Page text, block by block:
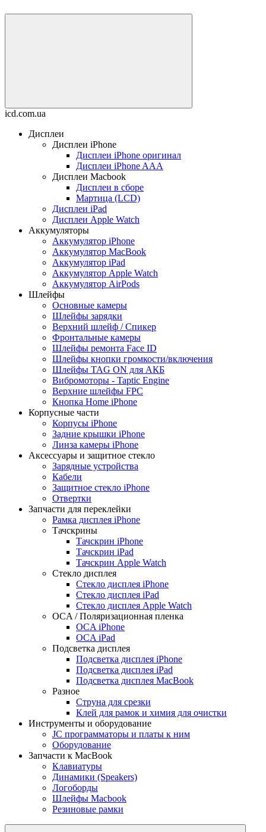
icd.com.ua
Дисплеи
Дисплеи iPhone
Дисплеи iPhone оригинал
Дисплеи iPhone AAA
Дисплеи Macbook
Дисплеи в сборе
Мартица (LCD)
Дисплеи iPad
Дисплеи Apple Watch
Аккумуляторы
Аккумулятор iPhone
Аккумулятор MacBook
Аккумулятор iPad
Аккумулятор Apple Watch
Аккумулятор AirPods
Шлейфы
Основные камеры
Шлейфы зарядки
Верхний шлейф / Спикер
Фронтальные камеры
Шлейфы ремонта Face ID
Шлейфы кнопки громкости/включения
Шлейфы TAG ON для АКБ
Вибромоторы - Taptic Engine
Верхние шлейфы FPC
Кнопка Home iPhone
Корпусные части
Корпусы iPhone
Задние крышки iPhone
Линза камеры iPhone
Аксессуары и защитное стекло
Зарядные устройства
Кабели
Защитное стекло iPhone
Отвертки
Запчасти для переклейки
Рамка дисплея iPhone
Тачскрины
Тачскрин iPhone
Тачскрин iPad
Тачскрин Apple Watch
Стекло дисплея
Стекло дисплея iPhone
Стекло дисплея iPad
Стекло дисплея Apple Watch
OCA / Поляризационная пленка
OCA iPhone
OCA iPad
Подсветка дисплея
Подсветка дисплея iPhone
Подсветка дисплея iPad
Подсветка дисплея MacBook
Разное
Струна для срезки
Клей для рамок и химия для очистки
Инструменты и оборудование
JC программаторы и платы к ним
Оборудование
Запчасти к MacBook
Клавиатуры
Динамики (Speakers)
Логоборды
Шлейфы Macbook
Резиновые рамки